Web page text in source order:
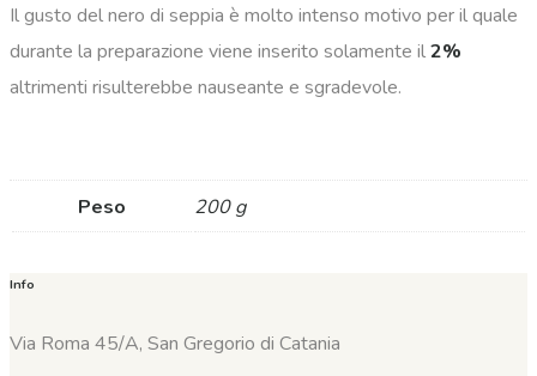
Il gusto del nero di seppia è molto intenso motivo per il quale
durante la preparazione viene inserito solamente il2%
altrimenti risulterebbe nauseante e sgradevole.
Peso 200 g
Info
Via Roma 45/A, San Gregorio di Catania